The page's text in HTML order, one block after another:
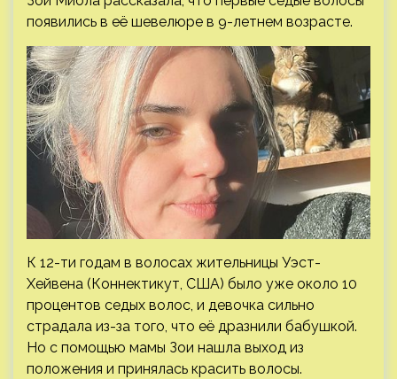
появились в её шевелюре в 9-летнем возрасте.
К 12-ти годам в волосах жительницы Уэст-
Хейвена (Коннектикут, США) было уже около 10
процентов седых волос, и девочка сильно
страдала из-за того, что её дразнили бабушкой.
Но с помощью мамы Зои нашла выход из
положения и принялась красить волосы.